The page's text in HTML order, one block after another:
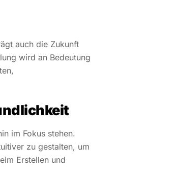
auch die Zukunft
wird an Bedeutung
im Fokus stehen.
zu gestalten, um
Erstellen und